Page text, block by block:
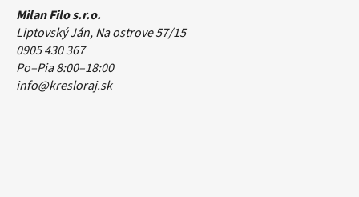
Milan Filo s.r.o.
Liptovský Ján, Na ostrove 57/15
0905 430 367
Po–Pia 8:00–18:00
info@kresloraj.sk